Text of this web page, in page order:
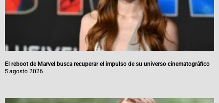
El reboot de Marvel busca recuperar el impulso de su universo cinematográfico
5 agosto 2026